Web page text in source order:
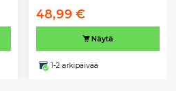
48,99 €
Näytä
1-2 arkipäivää